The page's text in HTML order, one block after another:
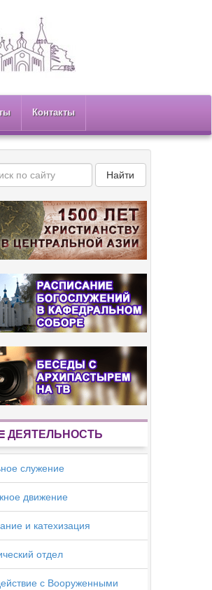
Контакты
Найти
ДЕЯТЕЛЬНОСТЬ
служение
движение
и катехизация
отдел
с Вооруженными